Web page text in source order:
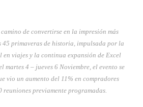
de convertirse en la impresión más
45 primaveras de historia, impulsada por la
en viajes y la continua expansión de Excel
martes 4 – jueves 6 Noviembre, el evento se
vio un aumento del 11% en compradores
previamente programadas.